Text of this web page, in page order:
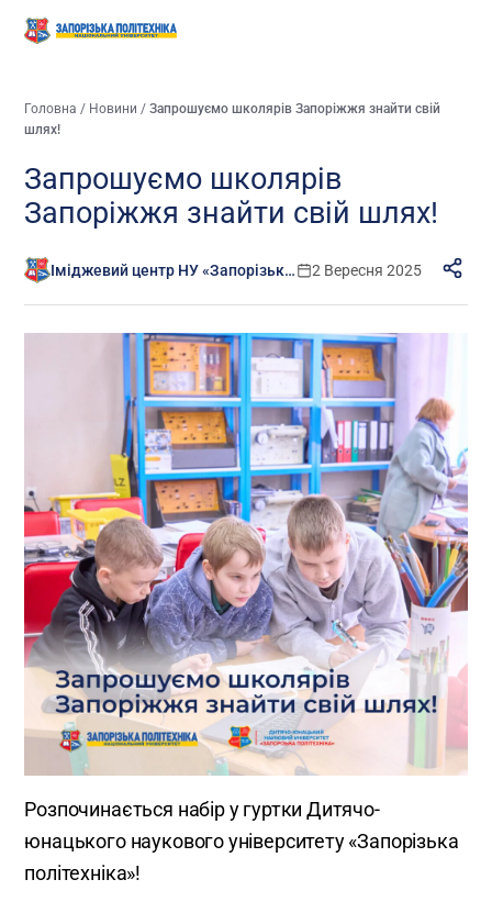
Головна / Новини /Запрошуємо школярів Запоріжжя знайти свій
шлях!
Запрошуємо школярів
Запоріжжя знайти свій шлях!
Іміджевий центр НУ «Запорізька політехніка» 2 Вересня 2025
Розпочинається набір у гуртки Дитячо-
юнацького наукового університету «Запорізька
політехніка»!